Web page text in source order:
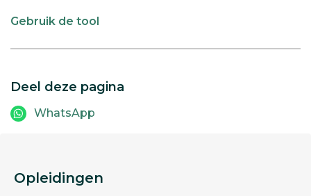
Gebruik de tool
Deel deze pagina
WhatsApp
Opleidingen